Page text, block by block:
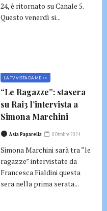
24, è ritornato su Canale 5.
Questo venerdì si...
LA TV VISTA DA ME >>
“Le Ragazze”: stasera
su Rai3 l’intervista a
Simona Marchini
Asia Paparella 8 Ottobre 2024
Simona Marchini sarà tra “le
ragazze” intervistate da
Francesca Fialdini questa
sera nella prima serata...